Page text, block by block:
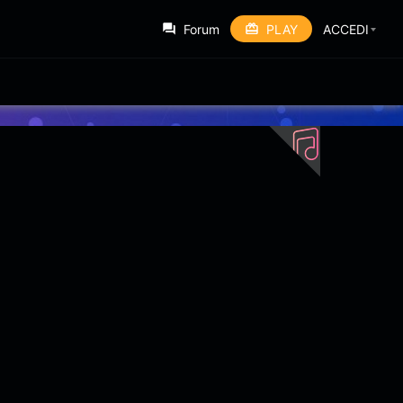
Forum PLAY ACCEDI